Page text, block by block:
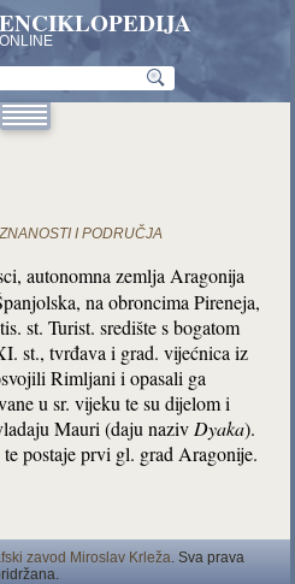
ONLINE
I PODRUČJA
autonomna zemlja Aragonija
na obroncima Pireneja,
st. Turist. središte s bogatom
st., tvrđava i grad. vijećnica iz
Rimljani i opasali ga
u sr. vijeku te su dijelom i
Mauri (daju naziv Dyaka).
postaje prvi gl. grad Aragonije.
zavod Miroslav Krleža. Sva prava